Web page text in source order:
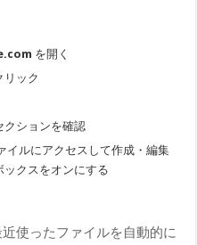
を開く
リック
クションを確認
イルにアクセスして作成・編集
クスをオンにする
使ったファイルを自動的に